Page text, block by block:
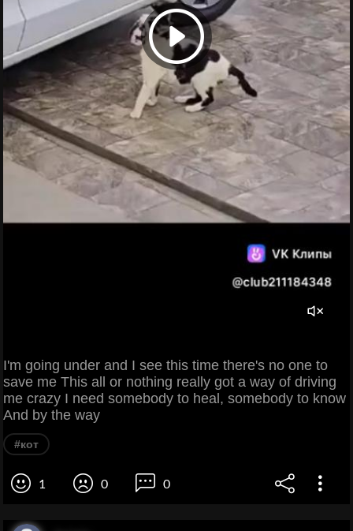
I'm going under and I see this time there's no one to
save me This all or nothing really got a way of driving
me crazy I need somebody to heal, somebody to know
And by the way
#кот
1 0 0